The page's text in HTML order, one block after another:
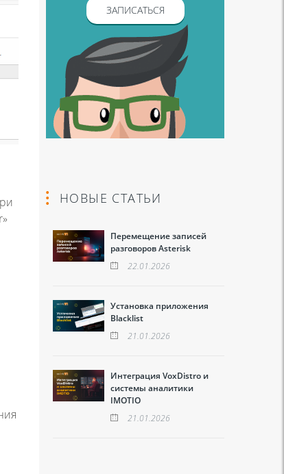
ЗАПИСАТЬСЯ
НОВЫЕ СТАТЬИ
Перемещение записей
разговоров Asterisk
22.01.2026
Установка приложения
Blacklist
21.01.2026
Интеграция VoxDistro и
системы аналитики
IMOTIO
21.01.2026